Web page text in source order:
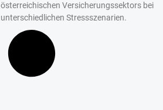
österreichischen Versicherungssektors bei
unterschiedlichen Stressszenarien.